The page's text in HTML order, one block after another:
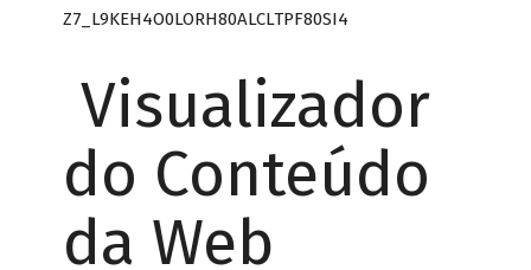
Z7_L9KEH4O0LORH80ALCLTPF80SI4
Visualizador
do Conteúdo
da Web